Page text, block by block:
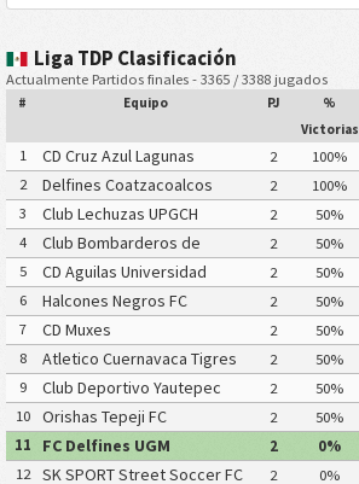
Liga TDP Clasificación
Actualmente Partidos finales - 3365 / 3388 jugados
# Equipo PJ
%
Victorias
1 CD Cruz Azul Lagunas 2 100%
2
Delfines Coatzacoalcos 2 100%
3
Club Lechuzas UPGCH 2 50%
4
Club Bombarderos de
Tecamac
2 50%
5
CD Aguilas Universidad
Autonoma de Guerrero
2 50%
6
Halcones Negros FC 2 50%
7
CD Muxes 2 50%
8
Atletico Cuernavaca Tigres
Yautepec
2 50%
9
Club Deportivo Yautepec 2 50%
10
Orishas Tepeji FC 2 50%
11
FC Delfines UGM 2 0%
12
SK SPORT Street Soccer FC 2 0%